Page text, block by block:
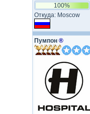
100%
Откуда: Moscow
Пумпон ®